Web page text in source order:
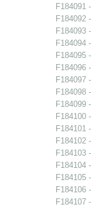
F184091
F184092
F184093
F184094
F184095
F184096
F184097
F184098
F184099
F184100
F184101
F184102
F184103
F184104
F184105
F184106
F184107